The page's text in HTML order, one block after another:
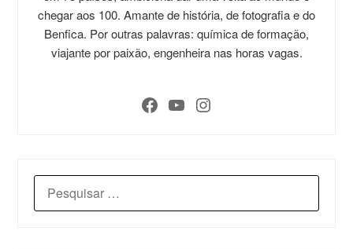
chegar aos 100. Amante de história, de fotografia e do
Benfica. Por outras palavras: química de formação,
viajante por paixão, engenheira nas horas vagas.